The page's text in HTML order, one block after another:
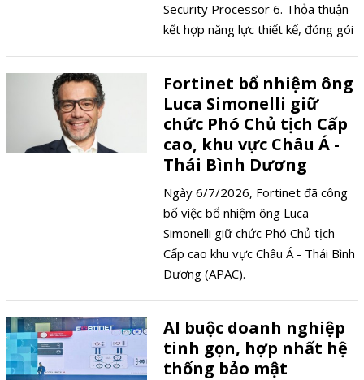
Security Processor 6. Thỏa thuận
kết hợp năng lực thiết kế, đóng gói
chuyên dụng của Fortinet, thông
tin được hai tập đoàn công bố
trong tháng 7/2026.
Fortinet bổ nhiệm ông
Luca Simonelli giữ
chức Phó Chủ tịch Cấp
cao, khu vực Châu Á -
Thái Bình Dương
Ngày 6/7/2026, Fortinet đã công
bố việc bổ nhiệm ông Luca
Simonelli giữ chức Phó Chủ tịch
Cấp cao khu vực Châu Á - Thái Bình
Dương (APAC).
AI buộc doanh nghiệp
tinh gọn, hợp nhất hệ
thống bảo mật